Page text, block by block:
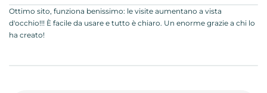
Ottimo sito, funziona benissimo: le visite aumentano a vista
d'occhio!!! È facile da usare e tutto è chiaro. Un enorme grazie a chi lo
ha creato!